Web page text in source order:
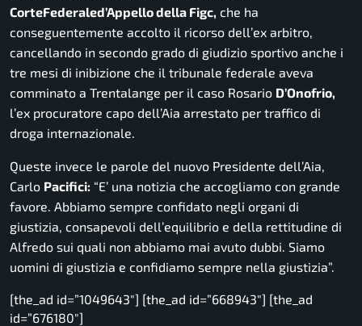
CorteFederaled’Appello della Figc, che ha
conseguentemente accolto il ricorso dell’ex arbitro,
cancellando in secondo grado di giudizio sportivo anche i
tre mesi di inibizione che il tribunale federale aveva
comminato a Trentalange per il caso Rosario D’Onofrio,
l’ex procuratore capo dell’Aia arrestato per traffico di
droga internazionale.
Queste invece le parole del nuovo Presidente dell’Aia,
Carlo Pacifici: “E’ una notizia che accogliamo con grande
favore. Abbiamo sempre confidato negli organi di
giustizia, consapevoli dell’equilibrio e della rettitudine di
Alfredo sui quali non abbiamo mai avuto dubbi. Siamo
uomini di giustizia e confidiamo sempre nella giustizia”.
[the_ad id=”1049643″] [the_ad id=”668943″] [the_ad
id=”676180″]